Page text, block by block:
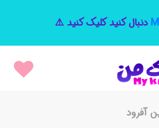
دنبال کنید کلیک کنید ⚠️
آفرود